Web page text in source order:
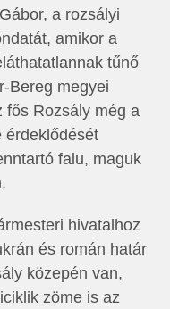
a rozsályi
amikor a
tűnő
Bereg megyei
fős Rozsály még a
érdeklődését
falu, maguk
hivatalhoz
és román határ
közepén van,
zöme is az